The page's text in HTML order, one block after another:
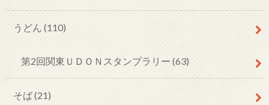
うどん (110)
第2回関東ＵＤＯＮスタンプラリー (63)
そば(21)